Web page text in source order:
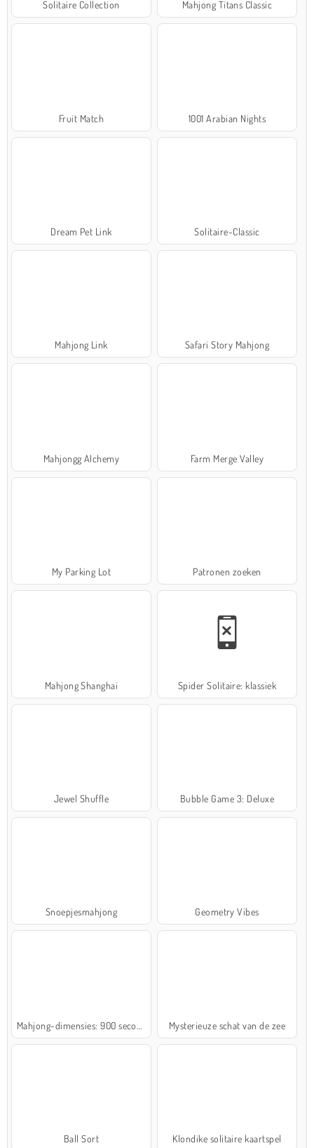
Solitaire Collection Mahjong Titans Classic
Fruit Match 1001 Arabian Nights
Dream Pet Link Solitaire-Classic
Mahjong Link Safari Story Mahjong
Mahjongg Alchemy Farm Merge Valley
My Parking Lot Patronen zoeken
Mahjong Shanghai Spider Solitaire: klassiek
Jewel Shuffle Bubble Game 3: Deluxe
Snoepjesmahjong Geometry Vibes
Mysterieuze schat van de zee
Ball Sort Klondike solitaire kaartspel